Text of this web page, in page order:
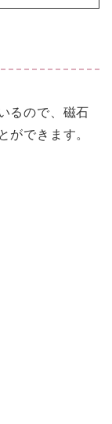
るので、磁石
ができます。